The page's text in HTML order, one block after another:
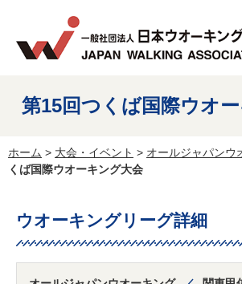
第15回つくば国際ウオ
ホーム > 大会・イベント > オールジャパンウ
くば国際ウオーキング大会
ウオーキングリーグ詳細